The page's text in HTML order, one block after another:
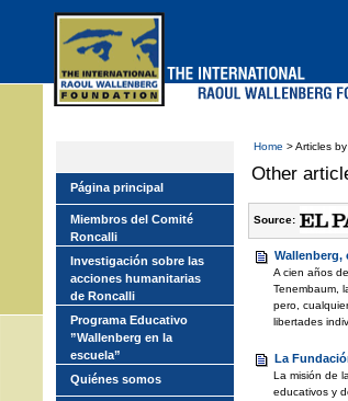
Home > Articles
Other
Source:
Wallenberg,
A cien años
Tenembaum,
pero,
libertades
La
La misión de
educativos y
Página principal
Miembros del Comité
Roncalli
Investigación sobre las
acciones humanitarias
de Roncalli
Programa Educativo
”Wallenberg en la
escuela”
Quiénes somos